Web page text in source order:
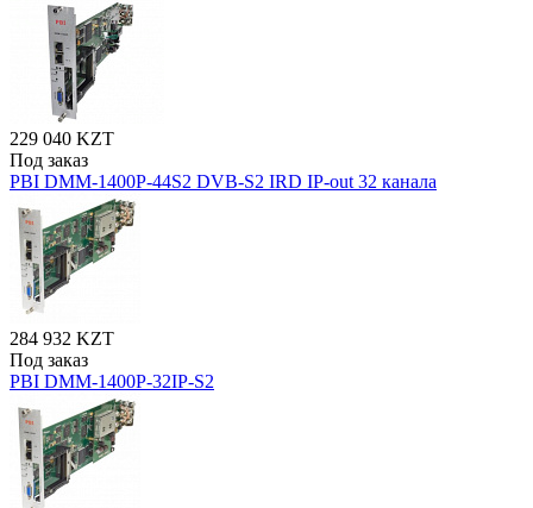
229 040 KZT
Под заказ
PBI DMM-1400P-44S2 DVB-S2 IRD IP-out 32 канала
284 932 KZT
Под заказ
PBI DMM-1400P-32IP-S2